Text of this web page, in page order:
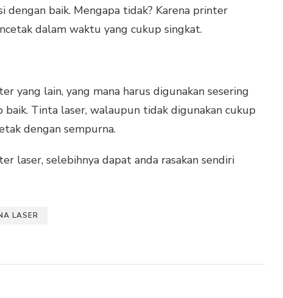
baik. Mengapa tidak? Karena printer
dalam waktu yang cukup singkat.
yang lain, yang mana harus digunakan sesering
Tinta laser, walaupun tidak digunakan cukup
dengan sempurna.
laser, selebihnya dapat anda rasakan sendiri
LASER